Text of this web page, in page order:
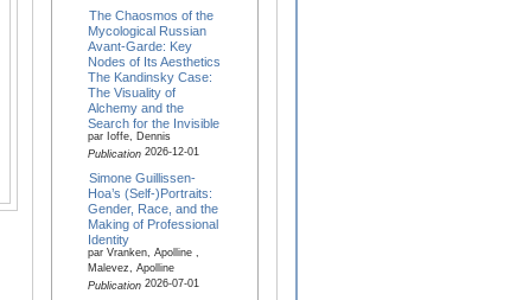
The Chaosmos of the
Mycological Russian
Avant-Garde: Key
Nodes of Its Aesthetics
The Kandinsky Case:
The Visuality of
Alchemy and the
Search for the Invisible
par Ioffe, Dennis
Publication2026-12-01
Simone Guillissen-
Hoa’s (Self-)Portraits:
Gender, Race, and the
Making of Professional
Identity
par Vranken, Apolline ,
Malevez, Apolline
Publication2026-07-01